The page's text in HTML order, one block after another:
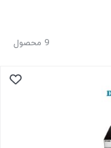
9 محصول